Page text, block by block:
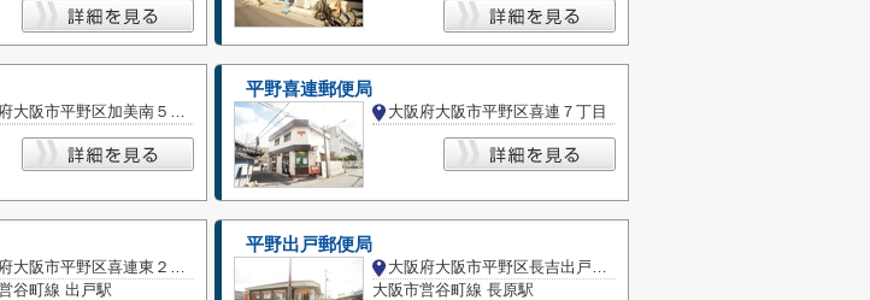
大阪府大阪市平野区加美南５丁目
平野喜連郵便局
大阪府大阪市平野区喜連７丁目
大阪府大阪市平野区喜連東２丁目
谷町線 出戸駅
平野出戸郵便局
大阪府大阪市平野区長吉出戸７丁目
大阪市営谷町線 長原駅